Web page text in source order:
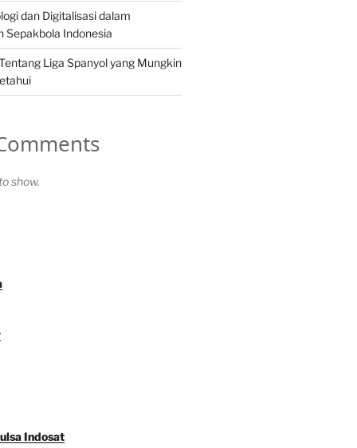
dan Digitalisasi dalam
Sepakbola Indonesia
Liga Spanyol yang Mungkin
show.
Indosat